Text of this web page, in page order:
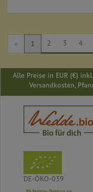
« 1 2 3 4
Alle Preise in EUR (€)
Versandkosten,
DE-ÖKO-039